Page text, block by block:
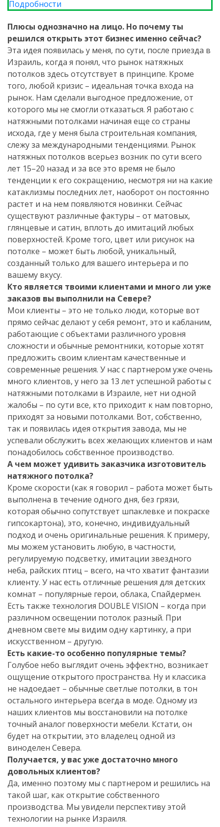
Подробности
Плюсы однозначно на лицо. Но почему ты
решился открыть этот бизнес именно сейчас?
Эта идея появилась у меня, по сути, после приезда в
Израиль, когда я понял, что рынок натяжных
потолков здесь отсутствует в принципе. Кроме
того, любой кризис – идеальная точка входа на
рынок. Нам сделали выгодное предложение, от
которого мы не смогли отказаться. Я работаю с
натяжными потолками начиная еще со страны
исхода, где у меня была строительная компания,
слежу за международными тенденциями. Рынок
натяжных потолков всерьез возник по сути всего
лет 15–20 назад и за все это время не было
тенденции к его сокращению, несмотря ни на какие
катаклизмы последних лет, наоборот он постоянно
растет и на нем появляются новинки. Сейчас
существуют различные фактуры – от матовых,
глянцевые и сатин, вплоть до имитаций любых
поверхностей. Кроме того, цвет или рисунок на
потолке – может быть любой, уникальный,
созданный только для вашего интерьера и по
вашему вкусу.
Кто является твоими клиентами и много ли уже
заказов вы выполнили на Севере?
Мои клиенты – это не только люди, которые вот
прямо сейчас делают у себя ремонт, это и кабланим,
работающие с объектами различного уровня
сложности и обычные ремонтники, которые хотят
предложить своим клиентам качественные и
современные решения. У нас с партнером уже очень
много клиентов, у него за 13 лет успешной работы с
натяжными потолками в Израиле, нет ни одной
жалобы – по сути все, кто приходит к нам повторно,
приходят за новыми потолками. Вот, собственно,
так и появилась идея открытия завода, мы не
успевали обслужить всех желающих клиентов и нам
понадобилось собственное производство.
А чем может удивить заказчика изготовитель
натяжного потолка?
Кроме скорости (как я говорил – работа может быть
выполнена в течение одного дня, без грязи,
которая обычно сопутствует шпаклевке и покраске
гипсокартона), это, конечно, индивидуальный
подход и очень оригинальные решения. К примеру,
мы можем установить любую, в частности,
регулируемую подсветку, имитации звездного
неба, райских птиц – всего, на что хватит фантазии
клиенту. У нас есть отличные решения для детских
комнат – популярные герои, облака, Спайдермен.
Есть также технология DOUBLE VISION – когда при
различном освещении потолок разный. При
дневном свете мы видим одну картинку, а при
искусственном – другую.
Есть какие-то особенно популярные темы?
Голубое небо выглядит очень эффектно, возникает
ощущение открытого пространства. Ну и классика
не надоедает – обычные светлые потолки, в тон
остального интерьера всегда в моде. Одному из
наших клиентов мы восстановили на потолке
точный аналог поверхности мебели. Кстати, он
будет на открытии, это владелец одной из
виноделен Севера.
Получается, у вас уже достаточно много
довольных клиентов?
Да, именно поэтому мы с партнером и решились на
такой шаг, как открытие собственного
производства. Мы увидели перспективу этой
технологии на рынке Израиля.